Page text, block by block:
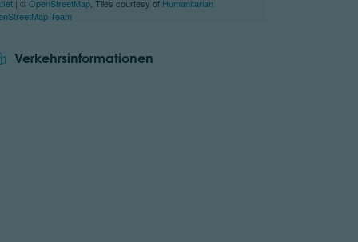
| ©OpenStreetMap , Tiles courtesy of Humanitarian
Team
Verkehrsinformationen